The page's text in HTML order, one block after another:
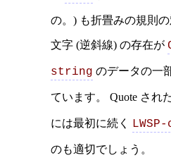
の。) も折畳みの規則
文字 (逆斜線) の存在が
string のデータの一
ています。 Quote され
には最初に続く
のも適切でしょう。